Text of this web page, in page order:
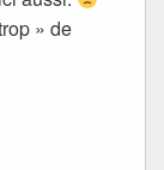
» de